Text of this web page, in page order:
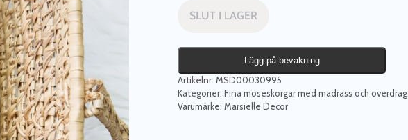
SLUT I LAGER
Lägg på bevakning
Artikelnr: MSD00030995
Kategorier: Fina moseskorgar med madrass och överdrag
Varumärke: Marsielle Decor